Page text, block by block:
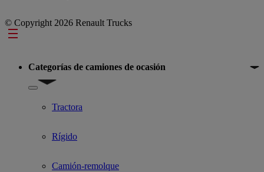
© Copyright 2026 Renault Trucks
Footer
Categorías de camiones de ocasión
Show submenu for Categorías de camiones de ocasión
Tractora
Rígido
Camión-remolque